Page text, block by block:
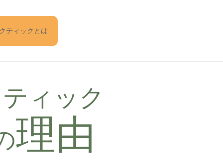
ティックとは
ィック
理由